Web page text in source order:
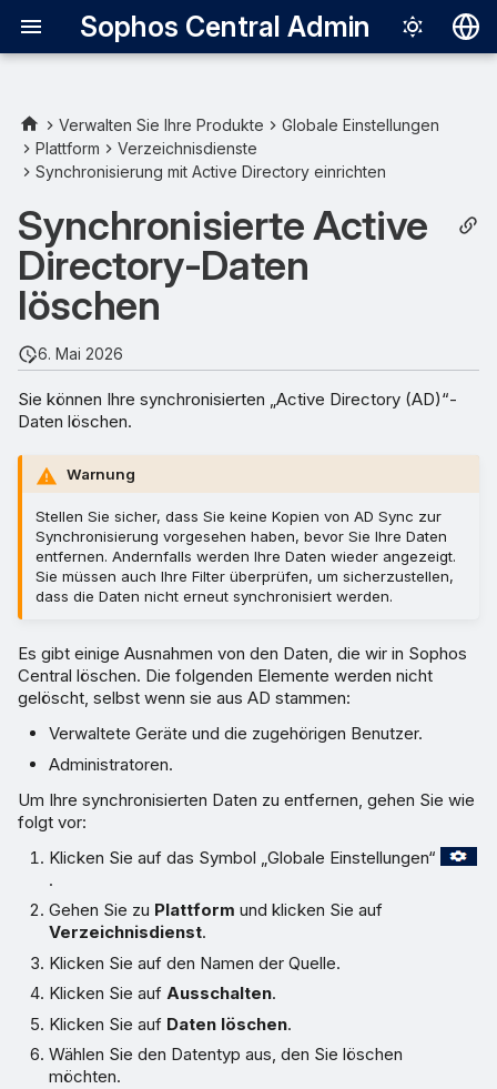
Sophos Central Admin
English
Italiano
中文（繁體）
Verwalten Sie Ihre Produkte
Globale Einstellungen
Plattform
Verzeichnisdienste
Synchronisierung mit Active Directory einrichten
Synchronisierte Active
Directory-Daten
löschen
6. Mai 2026
Sie können Ihre synchronisierten „Active Directory (AD)“-
Daten löschen.
Warnung
Stellen Sie sicher, dass Sie keine Kopien von AD Sync zur
Synchronisierung vorgesehen haben, bevor Sie Ihre Daten
entfernen. Andernfalls werden Ihre Daten wieder angezeigt.
Sie müssen auch Ihre Filter überprüfen, um sicherzustellen,
dass die Daten nicht erneut synchronisiert werden.
Es gibt einige Ausnahmen von den Daten, die wir in Sophos
Central löschen. Die folgenden Elemente werden nicht
gelöscht, selbst wenn sie aus AD stammen:
Verwaltete Geräte und die zugehörigen Benutzer.
Administratoren.
Um Ihre synchronisierten Daten zu entfernen, gehen Sie wie
folgt vor:
Klicken Sie auf das Symbol „Globale Einstellungen“
.
Gehen Sie zu Plattform und klicken Sie auf
Verzeichnisdienst.
Klicken Sie auf den Namen der Quelle.
Klicken Sie aufAusschalten.
Klicken Sie auf Daten löschen.
Wählen Sie den Datentyp aus, den Sie löschen
möchten.